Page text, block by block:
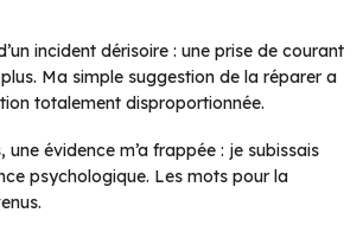
incident dérisoire : une prise de courant
Ma simple suggestion de la réparer a
totalement disproportionnée.
évidence m’a frappée : je subissais
psychologique. Les mots pour la